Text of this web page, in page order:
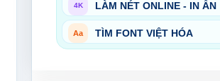
4K LÀM NÉT ONLINE - IN ẤN
Aa TÌM FONT VIỆT HÓA